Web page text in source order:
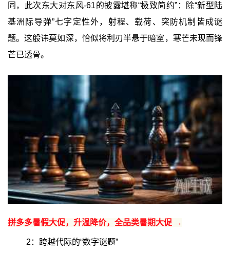
同，此次东大对东风-61的披露堪称“极致简约”：除“新型陆
基洲际导弹”七字定性外，射程、载荷、突防机制皆成谜
题。这般讳莫如深，恰似将利刃半悬于暗室，寒芒未现而锋
芒已透骨。
拼多多暑假大促，升温降价，全品类暑期大促 →
2：跨越代际的“数字谜题”